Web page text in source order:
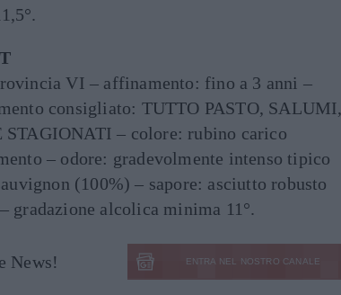
VI – affinamento: fino a 3 anni –
consigliato: TUTTO PASTO, SALUMI,
– colore: rubino carico
– odore: gradevolmente intenso tipico
(100%) – sapore: asciutto robusto
gradazione alcolica minima 11°.
News! ENTRA NEL NOSTRO CANALE